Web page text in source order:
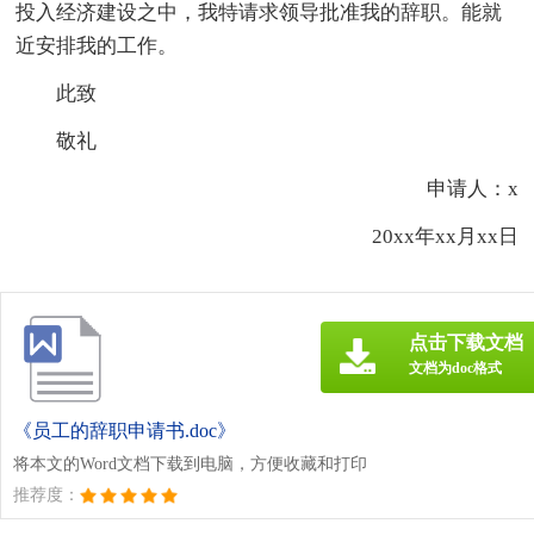
投入经济建设之中，我特请求领导批准我的辞职。能就
近安排我的工作。
此致
敬礼
申请人：x
20xx年xx月xx日
《员工的辞职申请书.doc》
将本文的Word文档下载到电脑，方便收藏和打印
推荐度：
点击下载文档
文档为doc格式